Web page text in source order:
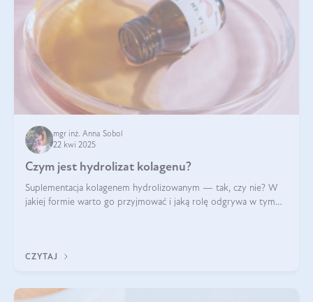
mgr inż. Anna Sobol
22 kwi 2025
Czym jest hydrolizat kolagenu?
Suplementacja kolagenem hydrolizowanym — tak, czy nie? W
jakiej formie warto go przyjmować i jaką rolę odgrywa w tym
CZYTAJ